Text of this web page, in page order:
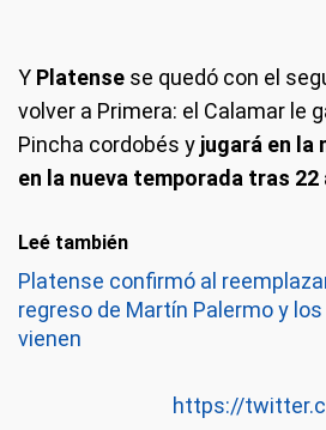
Y Platense se quedó con el
volver a Primera: el Calamar le
Pincha cordobés y jugará en la
en la nueva temporada tras 22
Leé también
Platense confirmó al
regreso de Martín Palermo y
vienen
https://